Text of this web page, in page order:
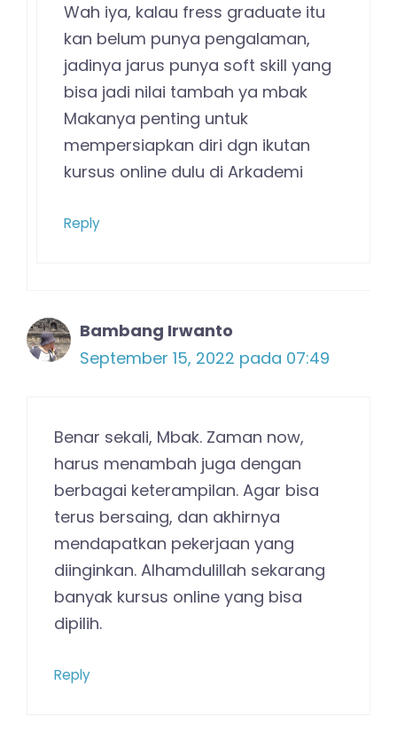
Wah iya, kalau fress graduate itu
kan belum punya pengalaman,
jadinya jarus punya soft skill yang
bisa jadi nilai tambah ya mbak
Makanya penting untuk
mempersiapkan diri dgn ikutan
kursus online dulu di Arkademi
Reply
Bambang Irwanto
September 15, 2022 pada 07:49
Benar sekali, Mbak. Zaman now,
harus menambah juga dengan
berbagai keterampilan. Agar bisa
terus bersaing, dan akhirnya
mendapatkan pekerjaan yang
diinginkan. Alhamdulillah sekarang
banyak kursus online yang bisa
dipilih.
Reply